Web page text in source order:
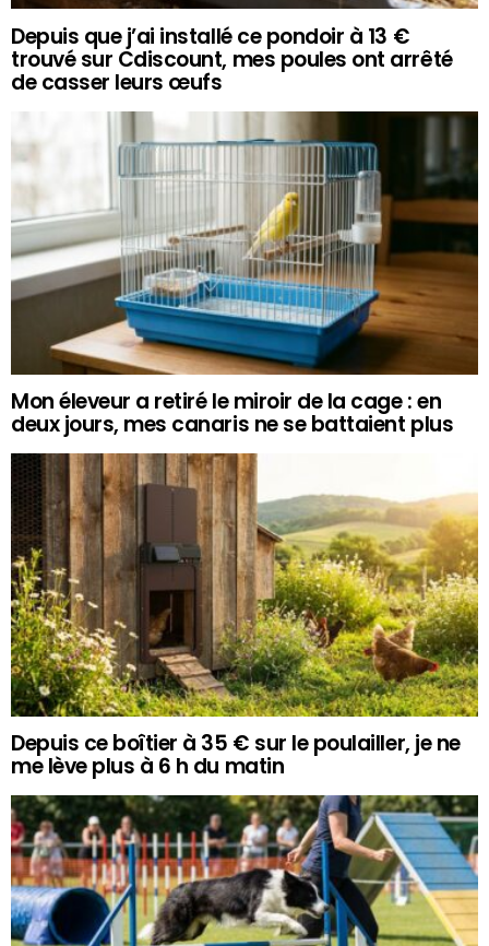
Depuis que j’ai installé ce pondoir à 13 €
trouvé sur Cdiscount, mes poules ont arrêté
de casser leurs œufs
Mon éleveur a retiré le miroir de la cage : en
deux jours, mes canaris ne se battaient plus
Depuis ce boîtier à 35 € sur le poulailler, je ne
me lève plus à 6 h du matin